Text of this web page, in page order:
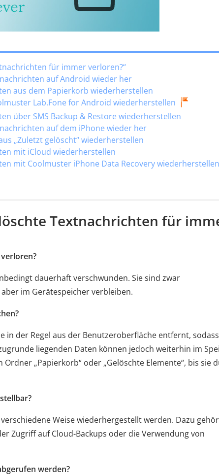
für immer verloren?“
auf Android wieder her
aus dem Papierkorb wiederherstellen
Lab.Fone for Android wiederherstellen
über SMS Backup & Restore wiederherstellen
auf dem iPhone wieder her
„Zuletzt gelöscht“ wiederherstellen
mit iCloud wiederherstellen
mit Coolmuster iPhone Data Recovery wiederherstellen
Textnachrichten für
dauerhaft verschwunden. Sie sind zwar
im Gerätespeicher verbleiben.
in der Regel aus der Benutzeroberfläche entfernt,
liegenden Daten können jedoch weiterhin im
„Papierkorb“ oder „Gelöschte Elemente“, bis sie
Weise wiederhergestellt werden. Dazu
Zugriff auf Cloud-Backups oder die Verwendung von
werden?